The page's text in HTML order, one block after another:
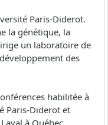
Paris-Diderot.
la génétique, la
un laboratoire de
des
habilitée à
Paris-Diderot et